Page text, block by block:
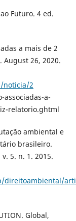
Futuro. 4 ed.
a mais de 2
26, 2020.
noticia/2
associadas-a-
relatorio.ghtml
ambiental e
brasileiro.
5. n. 1. 2015.
direitoambiental/
Global,